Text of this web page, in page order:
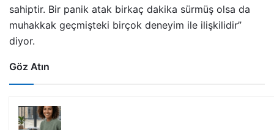
sahiptir. Bir panik atak birkaç dakika sürmüş olsa da
muhakkak geçmişteki birçok deneyim ile ilişkilidir”
diyor.
Göz Atın